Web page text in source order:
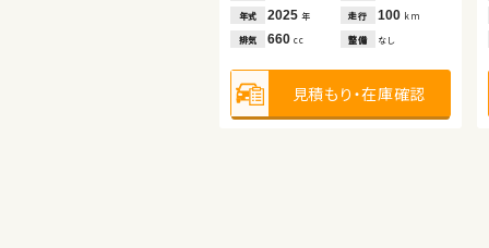
年式
2025年 走行 100 km
排気
660cc 整備 なし
見積もり・在庫確認
見積もり・在庫確認
見積もり・在庫確認